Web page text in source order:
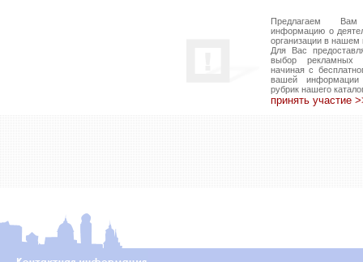
Предлагаем Вам
информацию о
организации в нашем
Для Вас
выбор рекламных
начиная с
вашей
рубрик нашего
принять участие